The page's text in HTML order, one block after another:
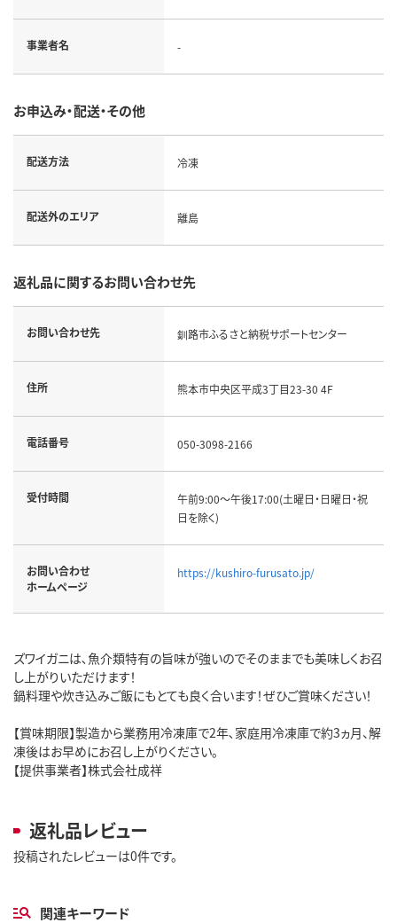
事業者名 -
お申込み・配送・その他
配送方法 冷凍
配送外のエリア 離島
返礼品に関するお問い合わせ先
お問い合わせ先 釧路市ふるさと納税サポートセンター
住所 熊本市中央区平成3丁目23-30 4F
電話番号 050-3098-2166
受付時間
午前9:00～午後17:00(土曜日・日曜日・祝
日を除く)
お問い合わせ
ホームページ
https://kushiro-furusato.jp/
ズワイガニは､魚介類特有の旨味が強いのでそのままでも美味しくお召
し上がりいただけます！
鍋料理や炊き込みご飯にもとても良く合います！ぜひご賞味ください！
【賞味期限】製造から業務用冷凍庫で2年､家庭用冷凍庫で約3ヵ月、解
凍後はお早めにお召し上がりください。
【提供事業者】株式会社成祥
返礼品レビュー
投稿されたレビューは0件です。
関連キーワード